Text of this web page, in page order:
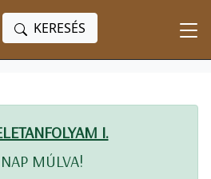
KERESÉS
I.
MÚLVA!